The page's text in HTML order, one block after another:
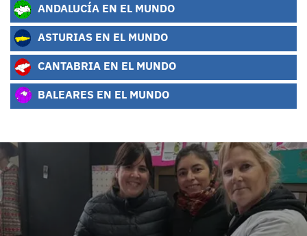
ANDALUCÍA EN EL MUNDO
ASTURIAS EN EL MUNDO
CANTABRIA EN EL MUNDO
BALEARES EN EL MUNDO